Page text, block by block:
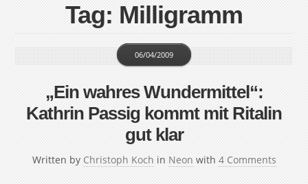
Tag: Milligramm
„Ein wahres Wundermittel“:
Kathrin Passig kommt mit Ritalin
gut klar
Written by Christoph Koch
06/04/2009
in Neon with 4 Comments